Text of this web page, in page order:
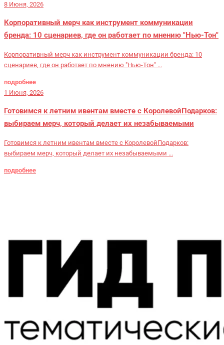
8 Июня, 2026
Корпоративный мерч как инструмент коммуникации
бренда: 10 сценариев, где он работает по мнению "Нью-Тон"
Корпоративный мерч как инструмент коммуникации бренда: 10
сценариев, где он работает по мнению "Нью-Тон" ...
подробнее
1 Июня, 2026
Готовимся к летним ивентам вместе с КоролевойПодарков:
выбираем мерч, который делает их незабываемыми
Готовимся к летним ивентам вместе с КоролевойПодарков:
выбираем мерч, который делает их незабываемыми ...
подробнее